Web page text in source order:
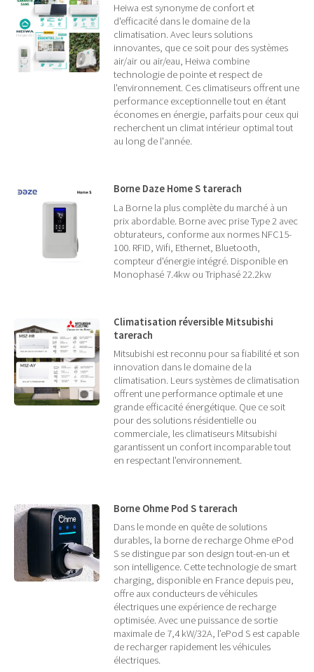
Heiwa est synonyme de confort et
d'efficacité dans le domaine de la
climatisation. Avec leurs solutions
innovantes, que ce soit pour des systèmes
air/air ou air/eau, Heiwa combine
technologie de pointe et respect de
l'environnement. Ces climatiseurs offrent une
performance exceptionnelle tout en étant
économes en énergie, parfaits pour ceux qui
recherchent un climat intérieur optimal tout
au long de l'année.
Borne Daze Home S tarerach
La Borne la plus complète du marché à un
prix abordable. Borne avec prise Type 2 avec
obturateurs, conforme aux normes NFC15-
100. RFID, Wifi, Ethernet, Bluetooth,
compteur d'énergie intégré. Disponible en
Monophasé 7.4kw ou Triphasé 22.2kw
Climatisation réversible Mitsubishi
tarerach
Mitsubishi est reconnu pour sa fiabilité et son
innovation dans le domaine de la
climatisation. Leurs systèmes de climatisation
offrent une performance optimale et une
grande efficacité énergétique. Que ce soit
pour des solutions résidentielle ou
commerciale, les climatiseurs Mitsubishi
garantissent un confort incomparable tout
en respectant l'environnement.
Borne Ohme Pod S tarerach
Dans le monde en quête de solutions
durables, la borne de recharge Ohme ePod
S se distingue par son design tout-en-un et
son intelligence. Cette technologie de smart
charging, disponible en France depuis peu,
offre aux conducteurs de véhicules
électriques une expérience de recharge
optimisée. Avec une puissance de sortie
maximale de 7,4 kW/32A, l’ePod S est capable
de recharger rapidement les véhicules
électriques.